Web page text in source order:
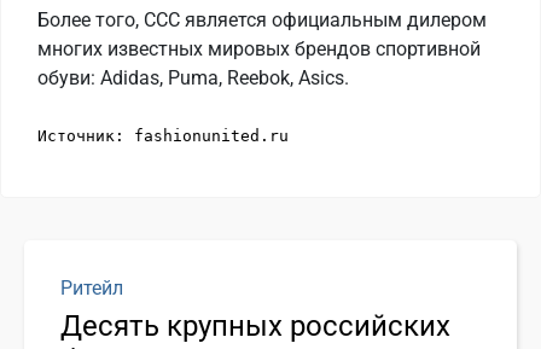
Более того, CCC является официальным дилером
многих известных мировых брендов спортивной
обуви: Adidas, Puma, Reebok, Asics.
Источник: fashionunited.ru
Ритейл
Десять крупных российских